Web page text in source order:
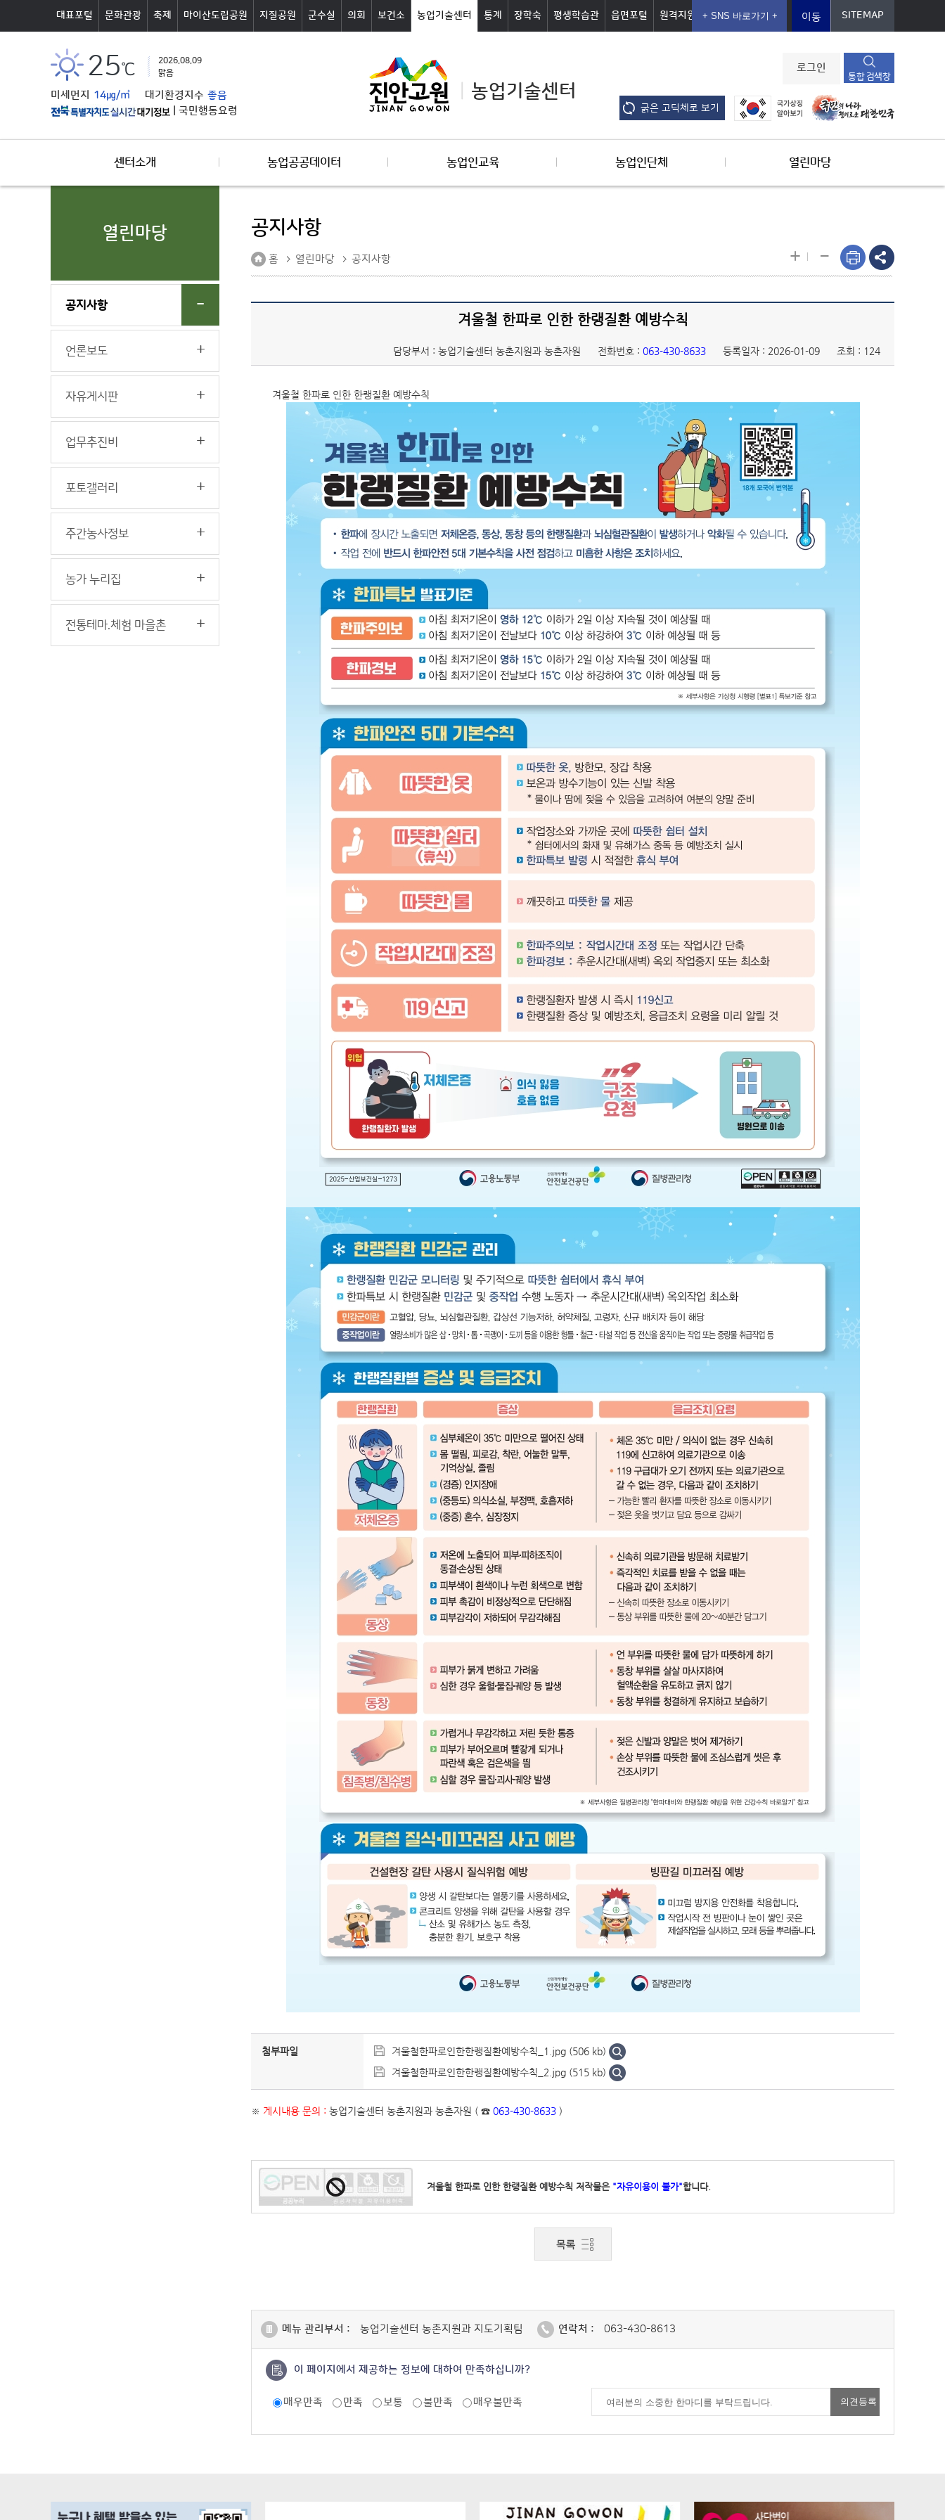
대표포털 문화관광 축제 마이산도립공원 지질공원 군수실 의회 보건소 농업기술센터 통계 장학숙 평생학습관 읍면포털 원격지원 이동 SITEMAP
25℃
2026.08.09
맑음
미세먼지 14㎍/㎥ 대기환경지수 좋음
국민행동요령
농업기술센터
로그인
통합 검색창
굵은 고딕체로 보기
센터소개 농업공공데이터 농업인교육 농업인단체 열린마당
열린마당
공지사항
언론보도
자유게시판
업무추진비
포토갤러리
주간농사정보
농가 누리집
전통테마.체험 마을촌
공지사항
홈 열린마당 공지사항 + -
겨울철 한파로 인한 한랭질환 예방수칙
담당부서 : 농업기술센터 농촌지원과 농촌자원 전화번호 : 063-430-8633 등록일자 : 2026-01-09 조회 : 124
겨울철 한파로 인한 한랭질환 예방수칙
첨부파일
겨울철한파로인한한랭질환예방수칙_1.jpg (506 kb)
겨울철한파로인한한랭질환예방수칙_2.jpg (515 kb)
※ 게시내용 문의 : 농업기술센터 농촌지원과 농촌자원 ( ☎ 063-430-8633 )
겨울철 한파로 인한 한랭질환 예방수칙 저작물은 "자유이용이 불가"합니다.
메뉴 관리부서 : 농업기술센터 농촌지원과 지도기획팀 연락처 : 063-430-8613
이 페이지에서 제공하는 정보에 대하여 만족하십니까?
매우만족 만족 보통 불만족 매우불만족